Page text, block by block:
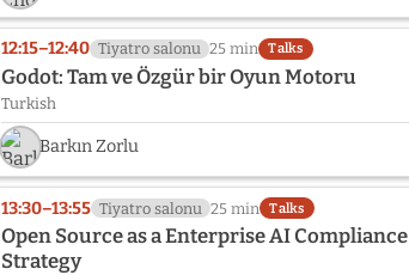
12:15–12:40 Tiyatro salonu 25 min Talks
Godot: Tam ve Özgür bir Oyun Motoru
Turkish
Barkın Zorlu
13:30–13:55 Tiyatro salonu 25 min Talks
Open Source as a Enterprise AI Compliance
Strategy